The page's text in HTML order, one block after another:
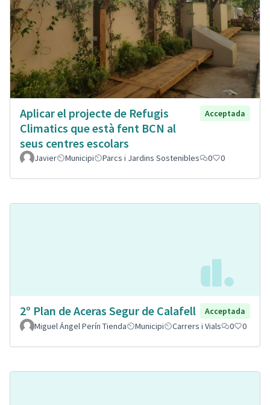
Aplicar el projecte de Refugis
Climatics que està fent BCN al
seus centres escolars
Acceptada
Javier Municipi Parcs i Jardins Sostenibles 0 0
2º Plan de Aceras Segur de Calafell
Acceptada
Miguel Ángel Perín Tienda
Municipi Carrers i Vials 0 0